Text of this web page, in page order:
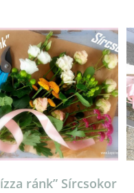
ránk” Sírcsokor